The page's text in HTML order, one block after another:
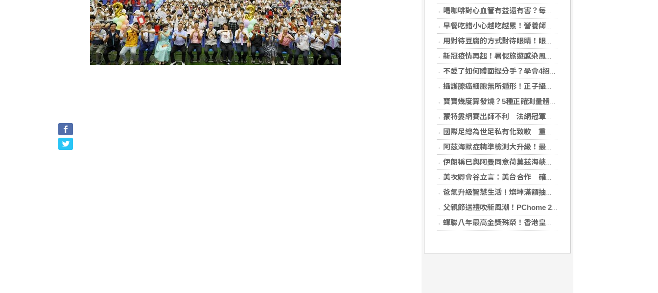
喝咖啡對心血管有益還有害？每日可以喝幾杯咖啡？美心臟協會一次解答
早餐吃錯小心越吃越累！營養師點名3大NG組合：根本「台式安眠藥」
用對待豆腐的方式對待眼睛！眼科醫揭「4件事」絕不可以對眼睛做
新冠疫情再起！暑假旅遊感染風險增 專家教你這樣做好防護
不愛了如何體面提分手？學會4招重新看待分手：道歉、挽留都沒必要
攝護腺癌細胞無所遁形！正子攝影掃描揪出攝護腺癌，精準定位助早期治療
寶寶幾度算發燒？5種正確測量體溫的方法：耳溫測量快、額溫快速便利
蒙特婁網賽出師不利 法網冠軍茲韋列夫輸荷蘭對手
國際足總為世足私有化致歉 重申力挺主席英凡提諾
阿茲海默症精準檢測大升級！最新血液生物標記檢測，不再只能靠「猜」
伊朗稱已與阿曼同意荷莫茲海峽通行航道 海峽重開與否取決美國
美次卿會谷立言：美台合作 確保AI關鍵供應鏈安全
爸氣升級智慧生活！燦坤滿額抽折疊旗艦機、台灣大 3C 豪禮最低 0 元帶回家
父親節送禮吹新風潮！PChome 24h 購物揭男香 TOP5 與居家健身器材買氣翻倍
蟬聯八年最高金獎殊榮！香港皇玥推「五大亮點」中秋禮盒